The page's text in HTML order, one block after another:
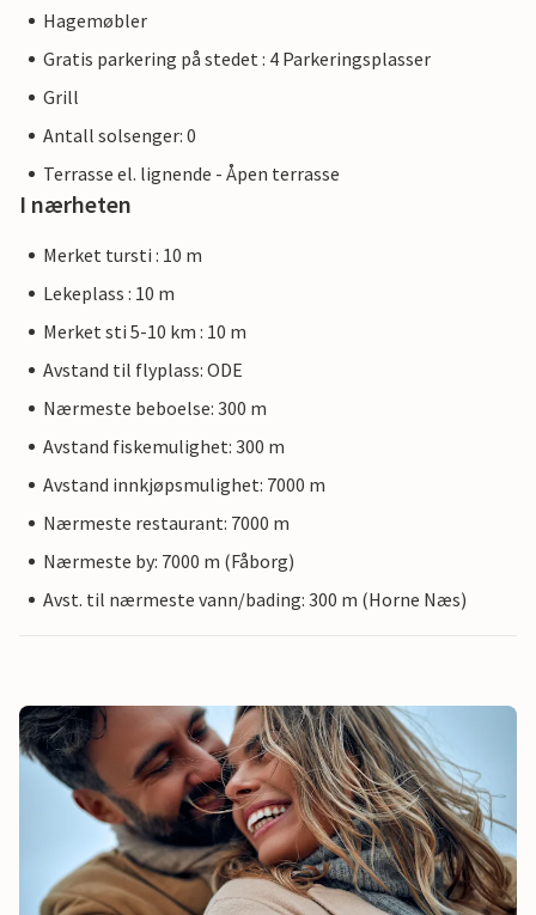
Hagemøbler
Gratis parkering på stedet : 4 Parkeringsplasser
Grill
Antall solsenger: 0
Terrasse el. lignende - Åpen terrasse
I nærheten
Merket tursti : 10 m
Lekeplass : 10 m
Merket sti 5-10 km : 10 m
Avstand til flyplass: ODE
Nærmeste beboelse: 300 m
Avstand fiskemulighet: 300 m
Avstand innkjøpsmulighet: 7000 m
Nærmeste restaurant: 7000 m
Nærmeste by: 7000 m (Fåborg)
Avst. til nærmeste vann/bading: 300 m (Horne Næs)